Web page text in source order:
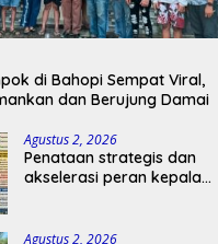
di Bahopi Sempat Viral,
dan Berujung Damai
Agustus 2, 2026
Penataan strategis dan
akselerasi peran kepala
Agustus 2, 2026